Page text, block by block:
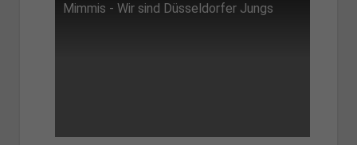
Mimmis - Wir sind Düsseldorfer Jungs